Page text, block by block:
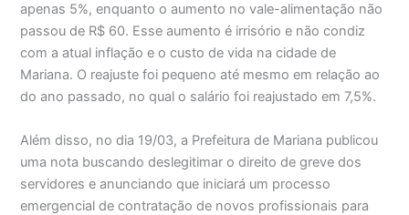
apenas 5%, enquanto o aumento no vale-alimentação não
passou de R$ 60. Esse aumento é irrisório e não condiz
com a atual inflação e o custo de vida na cidade de
Mariana. O reajuste foi pequeno até mesmo em relação ao
do ano passado, no qual o salário foi reajustado em 7,5%.
Além disso, no dia 19/03, a Prefeitura de Mariana publicou
uma nota buscando deslegitimar o direito de greve dos
servidores e anunciando que iniciará um processo
emergencial de contratação de novos profissionais para